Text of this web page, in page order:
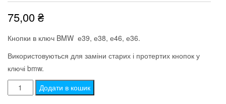
75,00₴
Кнопки в ключ BMW е39, е38, е46, е36.
Використовуються для заміни старих і протертих кнопок у
ключі bmw.
Кнопка
в
Додати в кошик